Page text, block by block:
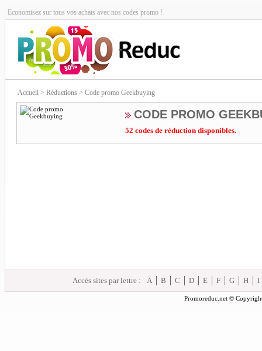
Economisez sur tous vos achats avec nos codes promo !
Accueil > Réductions > Code promo Geekbuying
CODE PROMO
52 codes de réduction disponibles.
Accès sites par lettre : A B C D E F G H I
Promoreduc.net ©